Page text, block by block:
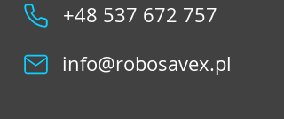
+48 537 672 757
info@robosavex.pl